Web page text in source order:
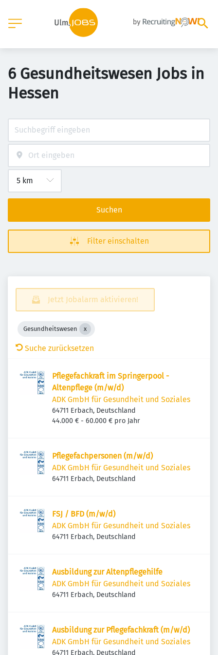
6 Gesundheitswesen Jobs in
Hessen
Suchen
Filter einschalten
Jetzt Jobalarm aktivieren!
Gesundheitswesen
Suche zurücksetzen
Pflegefachkraft im Springerpool -
Altenpflege (m/w/d)
ADK GmbH für Gesundheit und Soziales
64711 Erbach, Deutschland
44.000 € - 60.000 € pro Jahr
Pflegefachpersonen (m/w/d)
ADK GmbH für Gesundheit und Soziales
64711 Erbach, Deutschland
FSJ / BFD (m/w/d)
ADK GmbH für Gesundheit und Soziales
64711 Erbach, Deutschland
Ausbildung zur Altenpflegehilfe
ADK GmbH für Gesundheit und Soziales
64711 Erbach, Deutschland
Ausbildung zur Pflegefachkraft (m/w/d)
ADK GmbH für Gesundheit und Soziales
64711 Erbach, Deutschland